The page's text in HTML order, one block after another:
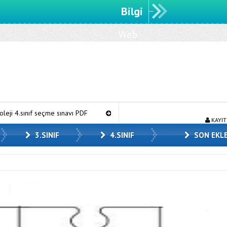
Bilgi
Web
seçme sınavı PDF 2.sınıftan 3’e geçenler için test
3.SINIF 4.SINIF SON